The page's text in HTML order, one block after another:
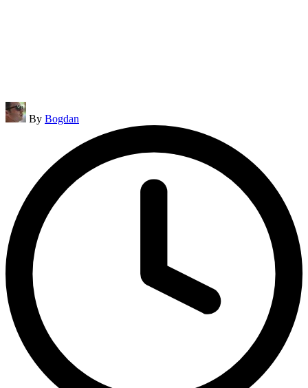
Posted
by
By Bogdan